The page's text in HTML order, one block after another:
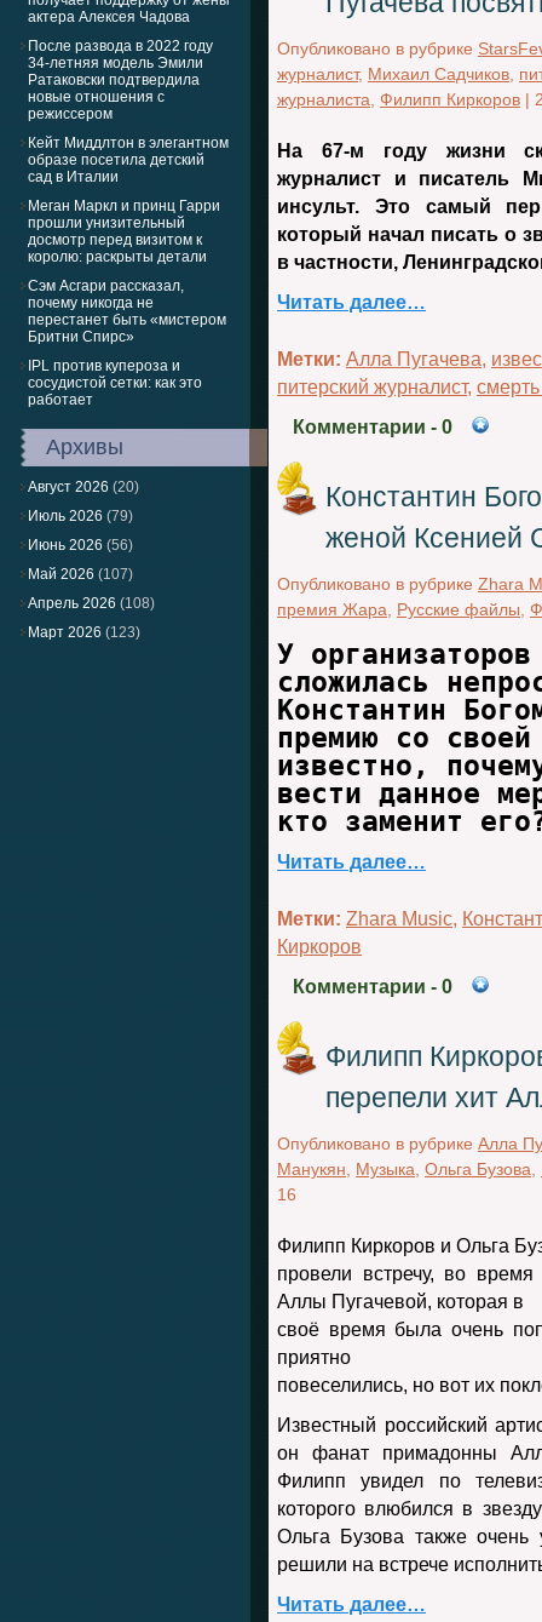
актера Алексея Чадова
После развода в 2022 году
34-летняя модель Эмили
Ратаковски подтвердила
новые отношения с
режиссером
Кейт Миддлтон в элегантном
образе посетила детский
сад в Италии
Меган Маркл и принц Гарри
прошли унизительный
досмотр перед визитом к
королю: раскрыты детали
Сэм Асгари рассказал,
почему никогда не
перестанет быть «мистером
Бритни Спирс»
IPL против купероза и
сосудистой сетки: как это
работает
Архивы
Август 2026 (20)
Июль 2026 (79)
Июнь 2026 (56)
Май 2026 (107)
Апрель 2026 (108)
Март 2026 (123)
Опубликовано в рубрике
журналист, Михаил Садчиков
журналиста Филипп Киркоров |
На 67-м году жизни
журналист и писатель
инсульт. Это самый
который начал писать о
в частности,
Читать далее…
Метки: Алла Пугачева,
питерский журналист,
Комментарии - 0
Константин
женой Ксенией
Опубликовано в рубрике Zhara
премия Жара
Русские файлы
У
сложилась
Константин
премию со
известно,
вести данное
кто заменит
Читать далее…
Метки: Zhara Music,
Киркоров
Комментарии - 0
Филипп
перепели хит
Опубликовано в рубрике Алла
Манукян
Музыка Ольга Бузова
16
Филипп Киркоров и Ольга
провели встречу, во
Аллы Пугачевой, которая в
своё время была очень
приятно
повеселились, но вот их
Известный российский
он фанат примадонны
Филипп увидел по
которого влюбился в
Ольга Бузова также
решили на встрече
Читать далее…